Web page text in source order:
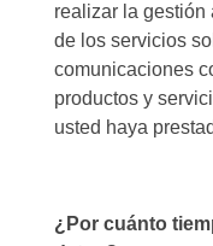
realizar la gestión
de los servicios
comunicaciones
productos y
usted haya
¿Por cuánto